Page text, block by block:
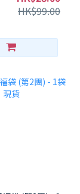
HK$99.00